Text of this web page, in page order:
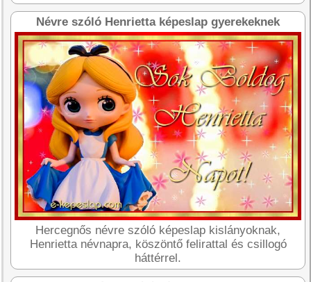
Névre szóló Henrietta képeslap gyerekeknek
Hercegnős névre szóló képeslap kislányoknak,
Henrietta névnapra, köszöntő felirattal és csillogó
háttérrel.